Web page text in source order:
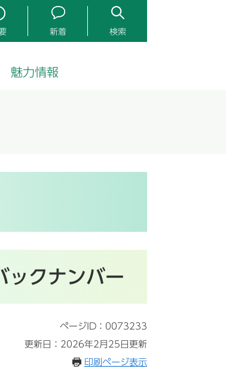
新着 検索
魅力情報
ックナンバー
ページID：0073233
更新日：2026年2月25日更新
印刷ページ表示